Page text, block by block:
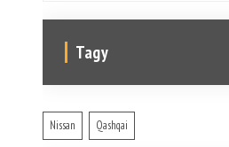
Tagy
Nissan Qashqai